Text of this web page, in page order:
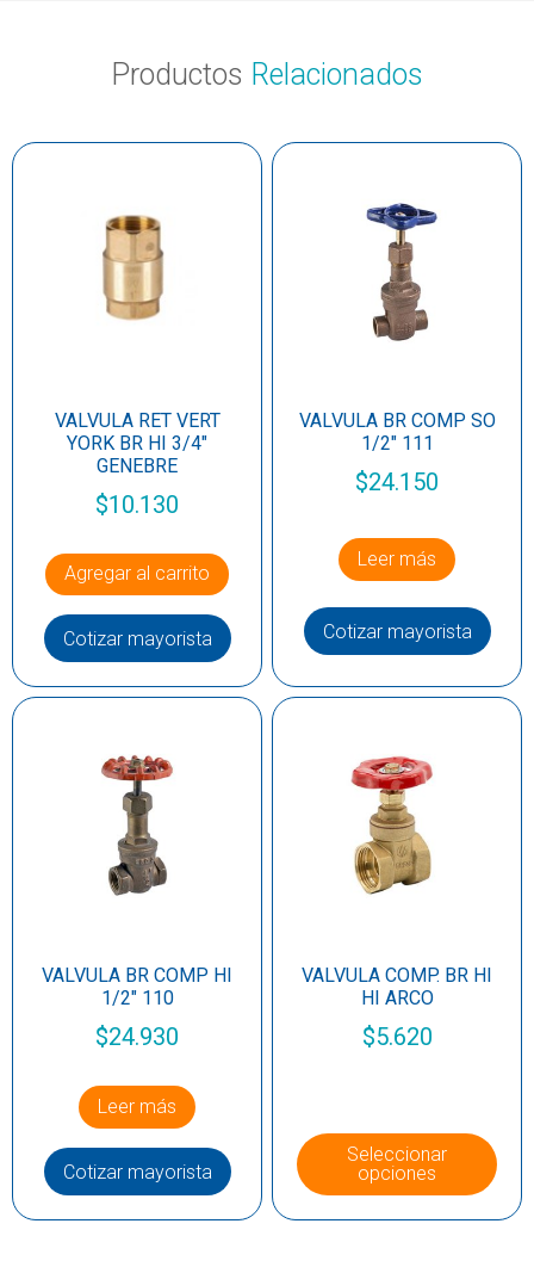
Productos Relacionados
VALVULA RET VERT
YORK BR HI 3/4″
GENEBRE
$10.130
Agregar al carrito
Cotizar mayorista
VALVULA BR COMP SO
1/2″ 111
$24.150
Leer más
Cotizar mayorista
VALVULA BR COMP HI
1/2″ 110
$24.930
Leer más
Cotizar mayorista
VALVULA COMP. BR HI
HI ARCO
$5.620
Seleccionar
opciones